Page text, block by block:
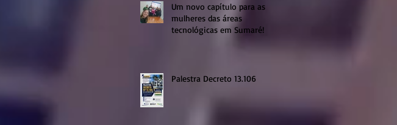
Um novo capítulo para as
mulheres das áreas
tecnológicas em Sumaré!
Palestra Decreto 13.106